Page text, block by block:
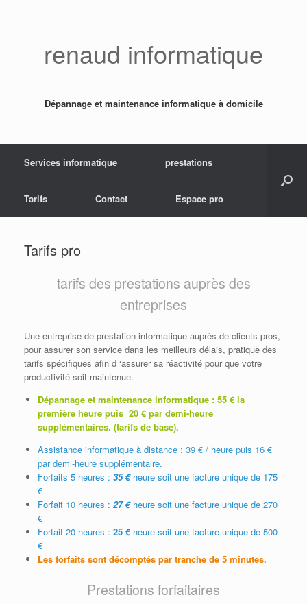
renaud informatique
Dépannage et maintenance informatique à domicile
Services informatique prestations
Tarifs Contact Espace pro
Tarifs pro
tarifs des prestations auprès des
entreprises
Une entreprise de prestation informatique auprès de clients pros,
pour assurer son service dans les meilleurs délais, pratique des
tarifs spécifiques afin d ‘assurer sa réactivité pour que votre
productivité soit maintenue.
Dépannage et maintenance informatique : 55 € la
première heure puis 20 € par demi-heure
supplémentaires. (tarifs de base).
Assistance informatique à distance : 39 € / heure puis 16 €
par demi-heure supplémentaire.
Forfaits 5 heures : 35 €heure soit une facture unique de 175
€
Forfait 10 heures : 27 €heure soit une facture unique de 270
€
Forfait 20 heures : 25 €heure soit une facture unique de 500
€
Les forfaits sont décomptés par tranche de 5 minutes.
Prestations forfaitaires